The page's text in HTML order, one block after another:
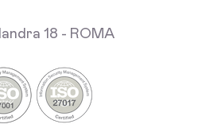
18 - ROMA